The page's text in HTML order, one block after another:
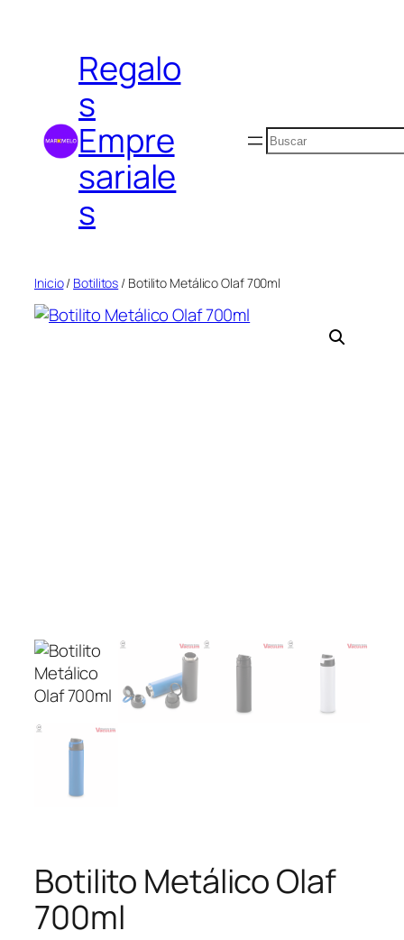
contenidoRegalo
s
Empre
sariale
s
Buscar
Inicio/ Botilitos / Botilito Metálico Olaf 700ml
Botilito Metálico Olaf
700ml